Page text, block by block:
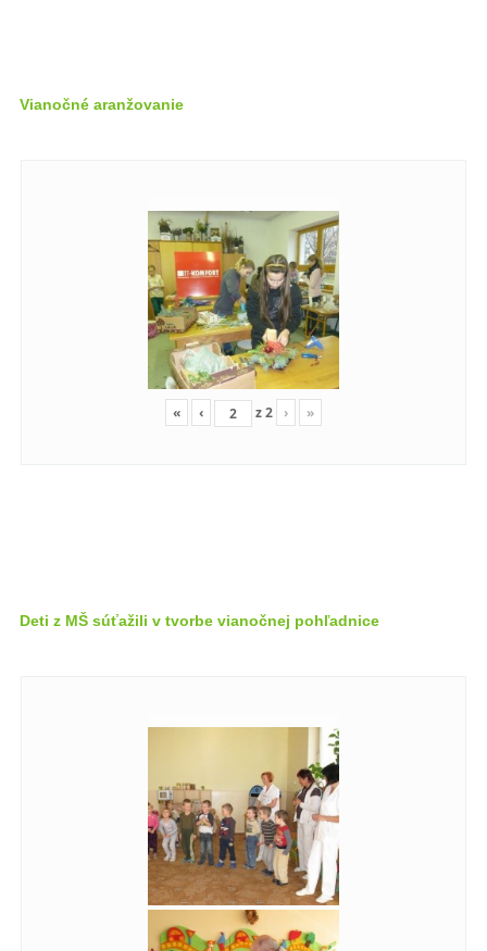
Vianočné aranžovanie
« ‹ z2 › »
Deti z MŠ súťažili v tvorbe vianočnej pohľadnice